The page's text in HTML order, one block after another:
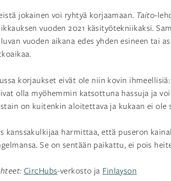
jokainen voi ryhtyä korjaamaan. Taito-
vuoden 2021 käsityötekniikaksi.
vuoden aikana edes yhden esineen tai
korjaukset eivät ole niin kovin
olla myöhemmin katsottuna hassuja ja
on kuitenkin aloitettava ja kukaan ei ole
kanssakulkijaa harmittaa, että puseron
Se on sentään paikattu, ei pois
CircHubs-verkosto ja Finlayson